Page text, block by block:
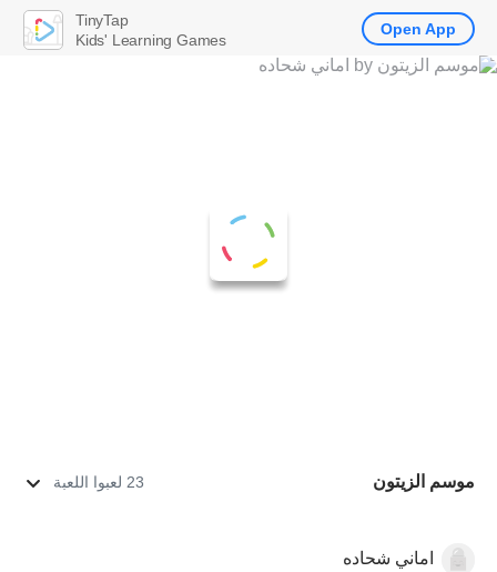
موسم الزيتون 23 لعبوا اللعبة
اماني شحاده
TinyTap
Kids' Learning Games
Open App